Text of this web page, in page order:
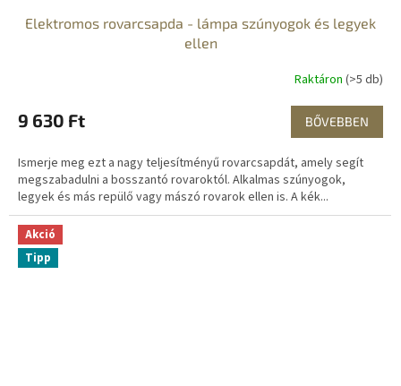
Elektromos rovarcsapda - lámpa szúnyogok és legyek
ellen
Raktáron (>5 db)
9 630 Ft BŐVEBBEN
Ismerje meg ezt a nagy teljesítményű rovarcsapdát, amely segít
megszabadulni a bosszantó rovaroktól. Alkalmas szúnyogok,
legyek és más repülő vagy mászó rovarok ellen is. A kék...
Akció
Tipp